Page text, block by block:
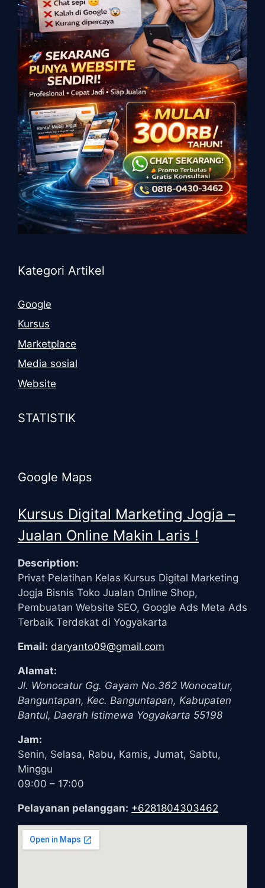
Kategori Artikel
Google
Kursus
Marketplace
Media sosial
Website
STATISTIK
Google Maps
Kursus Digital Marketing Jogja –
Jualan Online Makin Laris !
Description:
Privat Pelatihan Kelas Kursus Digital Marketing
Jogja Bisnis Toko Jualan Online Shop,
Pembuatan Website SEO, Google Ads Meta Ads
Terbaik Terdekat di Yogyakarta
Email: daryanto09@gmail.com
Alamat:
Jl. Wonocatur Gg. Gayam No.362 Wonocatur,
Banguntapan, Kec. Banguntapan, Kabupaten
Bantul, Daerah Istimewa Yogyakarta 55198
Jam:
Senin, Selasa, Rabu, Kamis, Jumat, Sabtu,
Minggu
09:00 – 17:00
Pelayanan pelanggan: +6281804303462